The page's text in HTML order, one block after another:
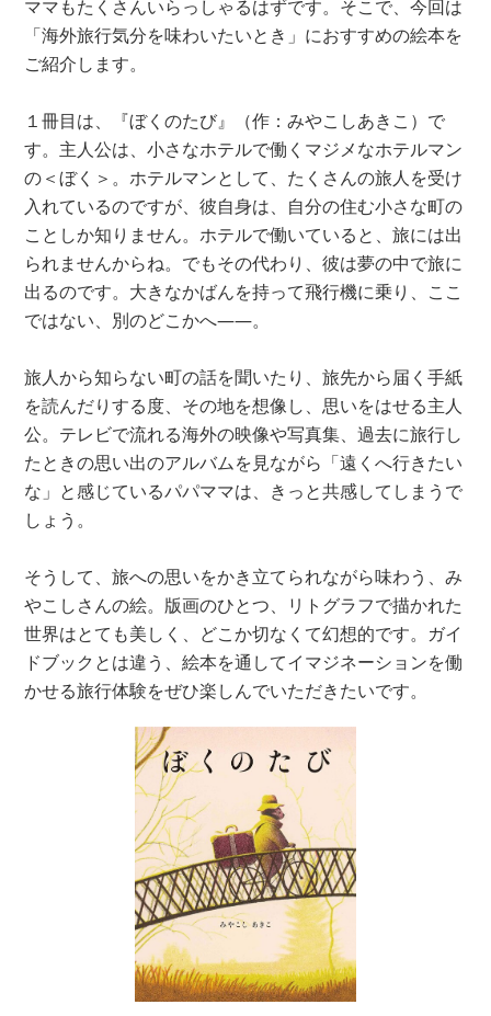
ママもたくさんいらっしゃるはずです。そこで、今回は
「海外旅行気分を味わいたいとき」におすすめの絵本を
ご紹介します。
１冊目は、『ぼくのたび』（作：みやこしあきこ）で
す。主人公は、小さなホテルで働くマジメなホテルマン
の＜ぼく＞。ホテルマンとして、たくさんの旅人を受け
入れているのですが、彼自身は、自分の住む小さな町の
ことしか知りません。ホテルで働いていると、旅には出
られませんからね。でもその代わり、彼は夢の中で旅に
出るのです。大きなかばんを持って飛行機に乗り、ここ
ではない、別のどこかへ――。
旅人から知らない町の話を聞いたり、旅先から届く手紙
を読んだりする度、その地を想像し、思いをはせる主人
公。テレビで流れる海外の映像や写真集、過去に旅行し
たときの思い出のアルバムを見ながら「遠くへ行きたい
な」と感じているパパママは、きっと共感してしまうで
しょう。
そうして、旅への思いをかき立てられながら味わう、み
やこしさんの絵。版画のひとつ、リトグラフで描かれた
世界はとても美しく、どこか切なくて幻想的です。ガイ
ドブックとは違う、絵本を通してイマジネーションを働
かせる旅行体験をぜひ楽しんでいただきたいです。